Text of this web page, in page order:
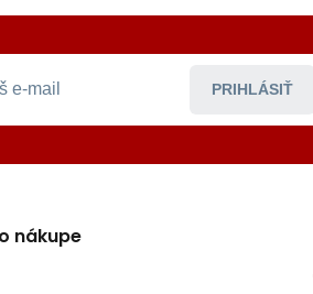
PRIHLÁSIŤ
nákupe